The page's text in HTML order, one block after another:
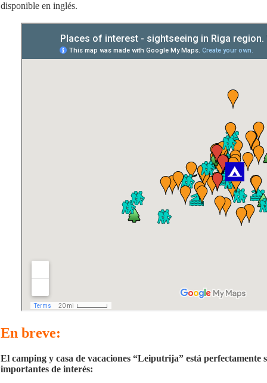
disponible en inglés.
En breve:
El camping y casa de vacaciones “Leiputrija” está perfectamente
importantes de interés: